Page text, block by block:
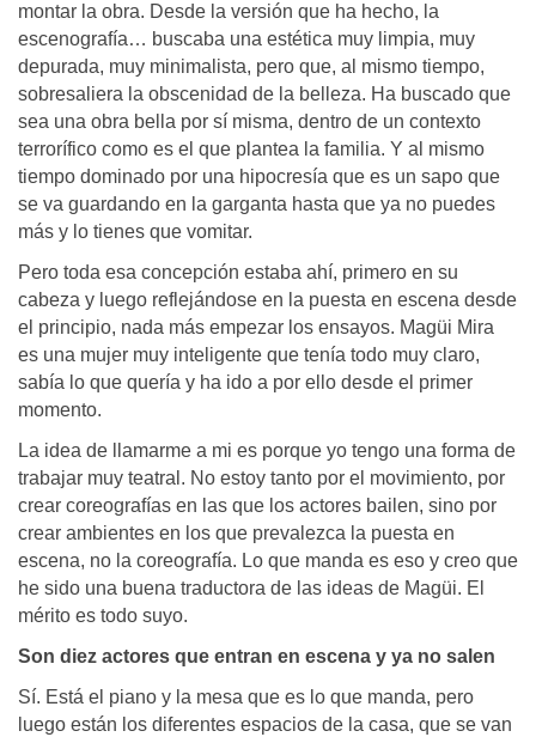
montar la obra. Desde la versión que ha hecho, la
escenografía… buscaba una estética muy limpia, muy
depurada, muy minimalista, pero que, al mismo tiempo,
sobresaliera la obscenidad de la belleza. Ha buscado que
sea una obra bella por sí misma, dentro de un contexto
terrorífico como es el que plantea la familia. Y al mismo
tiempo dominado por una hipocresía que es un sapo que
se va guardando en la garganta hasta que ya no puedes
más y lo tienes que vomitar.
Pero toda esa concepción estaba ahí, primero en su
cabeza y luego reflejándose en la puesta en escena desde
el principio, nada más empezar los ensayos. Magüi Mira
es una mujer muy inteligente que tenía todo muy claro,
sabía lo que quería y ha ido a por ello desde el primer
momento.
La idea de llamarme a mi es porque yo tengo una forma de
trabajar muy teatral. No estoy tanto por el movimiento, por
crear coreografías en las que los actores bailen, sino por
crear ambientes en los que prevalezca la puesta en
escena, no la coreografía. Lo que manda es eso y creo que
he sido una buena traductora de las ideas de Magüi. El
mérito es todo suyo.
Son diez actores que entran en escena y ya no salen
Sí. Está el piano y la mesa que es lo que manda, pero
luego están los diferentes espacios de la casa, que se van